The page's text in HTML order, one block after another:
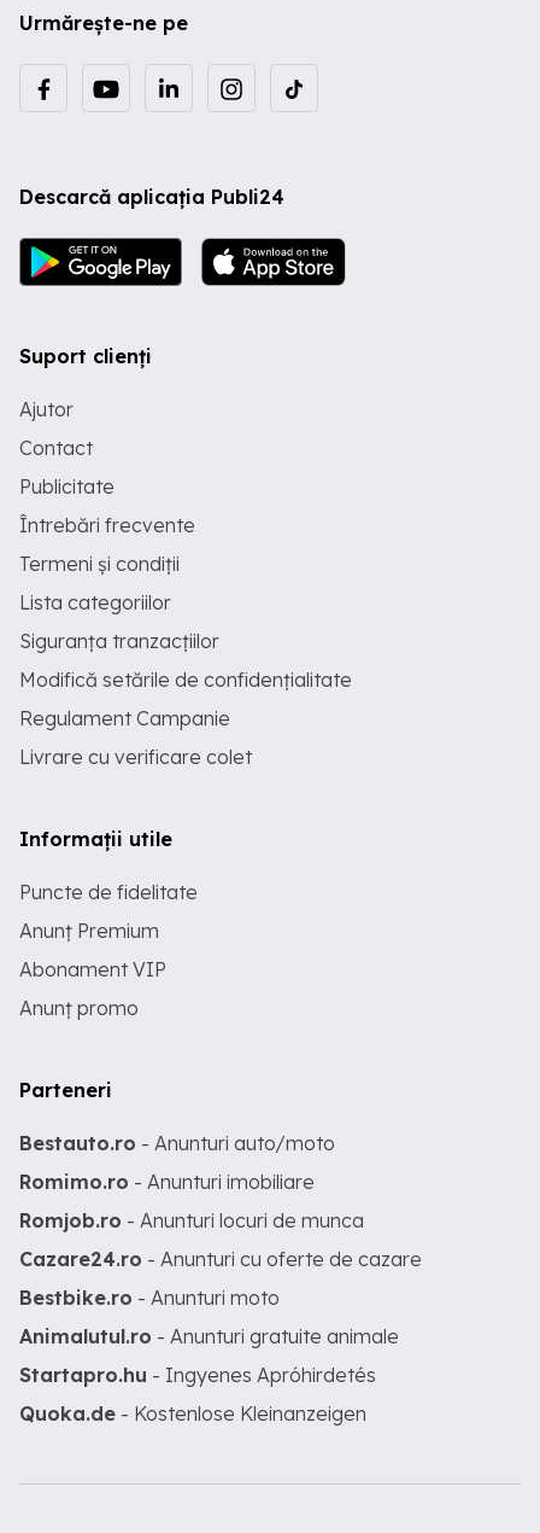
Urmărește-ne pe
Descarcă aplicația Publi24
Suport clienți
Ajutor
Contact
Publicitate
Întrebări frecvente
Termeni și condiții
Lista categoriilor
Siguranța tranzacțiilor
Modifică setările de confidențialitate
Regulament Campanie
Livrare cu verificare colet
Informații utile
Puncte de fidelitate
Anunț Premium
Abonament VIP
Anunț promo
Parteneri
Bestauto.ro - Anunturi auto/moto
Romimo.ro - Anunturi imobiliare
Romjob.ro - Anunturi locuri de munca
Cazare24.ro - Anunturi cu oferte de cazare
Bestbike.ro - Anunturi moto
Animalutul.ro - Anunturi gratuite animale
Startapro.hu - Ingyenes Apróhirdetés
Quoka.de - Kostenlose Kleinanzeigen